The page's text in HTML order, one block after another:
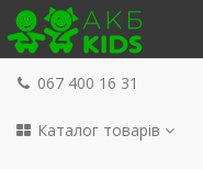
067 400 16 31
Каталог товарів